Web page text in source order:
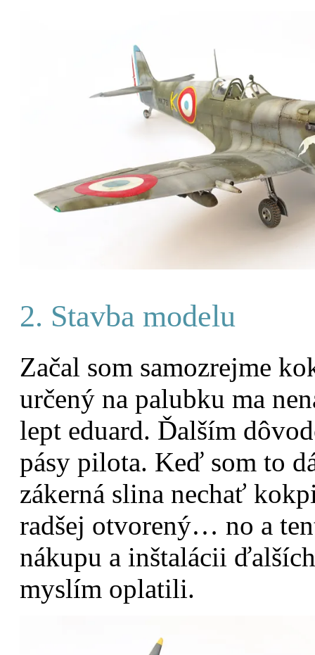
2. Stavba modelu
Začal som samozrejme
určený na palubku ma
lept eduard. Ďalším
pásy pilota. Keď som to
zákerná slina nechať
radšej otvorený… no a
nákupu a inštalácii
myslím oplatili.